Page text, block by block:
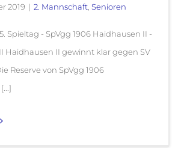
2019 | 2. Mannschaft, Senioren
Spieltag - SpVgg 1906 Haidhausen II -
Haidhausen II gewinnt klar gegen SV
Reserve von SpVgg 1906